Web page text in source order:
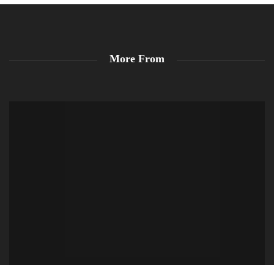
More From